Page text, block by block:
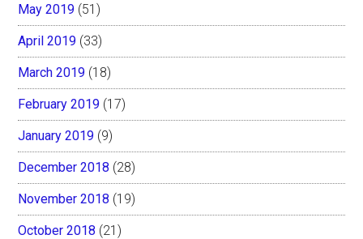
May 2019 (51)
April 2019 (33)
March 2019 (18)
February 2019 (17)
January 2019 (9)
December 2018 (28)
November 2018 (19)
October 2018 (21)